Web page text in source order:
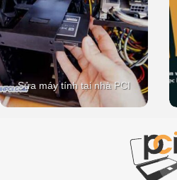
Sửa máy tính tại nhà PCI